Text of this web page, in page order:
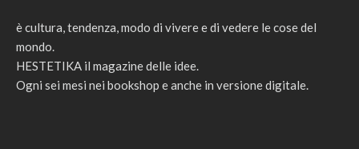
è cultura, tendenza, modo di vivere e di vedere le cose del
mondo.
HESTETIKA il magazine delle idee.
Ogni sei mesi nei bookshop e anche in versione digitale.